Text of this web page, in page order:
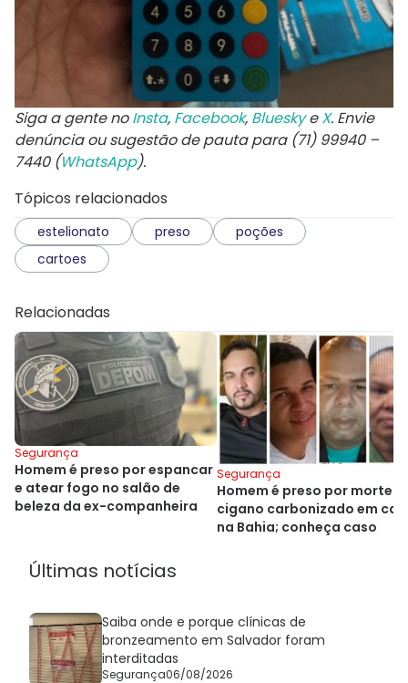
Siga a gente noInsta, Facebook, BlueskyeX. Envie
denúncia ou sugestão de pauta para (71) 99940 –
7440 (WhatsApp).
Tópicos relacionados
estelionato preso
poções
cartoes
Relacionadas
Segurança
Homem é preso por espancar
e atear fogo no salão de
beleza da ex-companheira
Segurança
Homem é preso por morte
cigano carbonizado em
na Bahia; conheça caso
Últimas notícias
Saiba onde e porque clínicas de
bronzeamento em Salvador foram
interditadas
Segurança06/08/2026